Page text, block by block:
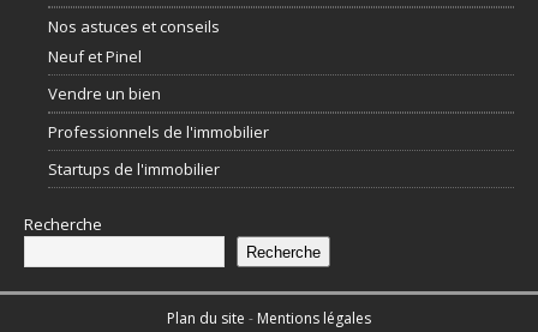
Nos astuces et conseils
Neuf et Pinel
Vendre un bien
Professionnels de l'immobilier
Startups de l'immobilier
Recherche
Recherche
Plan du site - Mentions légales